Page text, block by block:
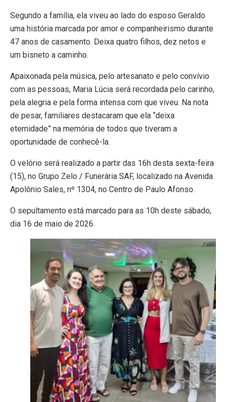
Segundo a família, ela viveu ao lado do esposo Geraldo
uma história marcada por amor e companheirismo durante
47 anos de casamento. Deixa quatro filhos, dez netos e
um bisneto a caminho.
Apaixonada pela música, pelo artesanato e pelo convívio
com as pessoas, Maria Lúcia será recordada pelo carinho,
pela alegria e pela forma intensa com que viveu. Na nota
de pesar, familiares destacaram que ela “deixa
eternidade” na memória de todos que tiveram a
oportunidade de conhecê-la.
O velório será realizado a partir das 16h desta sexta-feira
(15), no Grupo Zelo / Funerária SAF, localizado na Avenida
Apolônio Sales, nº 1304, no Centro de Paulo Afonso.
O sepultamento está marcado para as 10h deste sábado,
dia 16 de maio de 2026.